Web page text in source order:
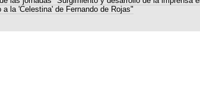
a la 'Celestina' de Fernando de Rojas"